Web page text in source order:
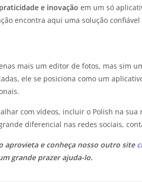
e inovação em um só
encontra aqui uma solução
mais um editor de fotos, mas sim
ele se posiciona como um
com vídeos, incluir o Polish na
diferencial nas redes sociais,
aprovieta e conheça nosso outro site
grande prazer ajuda-lo.